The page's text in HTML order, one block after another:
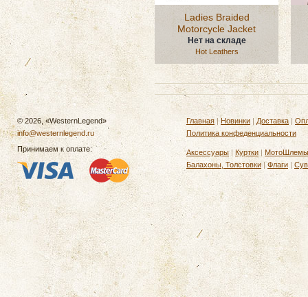
Ladies Braided
Motorcycle Jacket
Нет на складе
Hot Leathers
© 2026, «WesternLegend»
info@westernlegend.ru
Принимаем к оплате:
Главная | Новинки | Доставка |
Политика конфеденциальности
Аксессуары| Куртки | МотоШлемы
Балахоны, Толстовки|Флаги |